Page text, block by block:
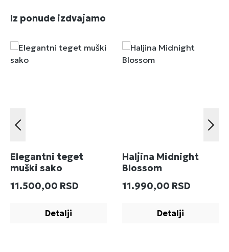
Preskoči galeriju proizvoda
Iz ponude izdvajamo
Elegantni teget
muški sako
Redovna cena:
11.500,00 RSD
Detalji
Haljina Midnight
Blossom
Redovna cena:
11.990,00 RSD
Detalji